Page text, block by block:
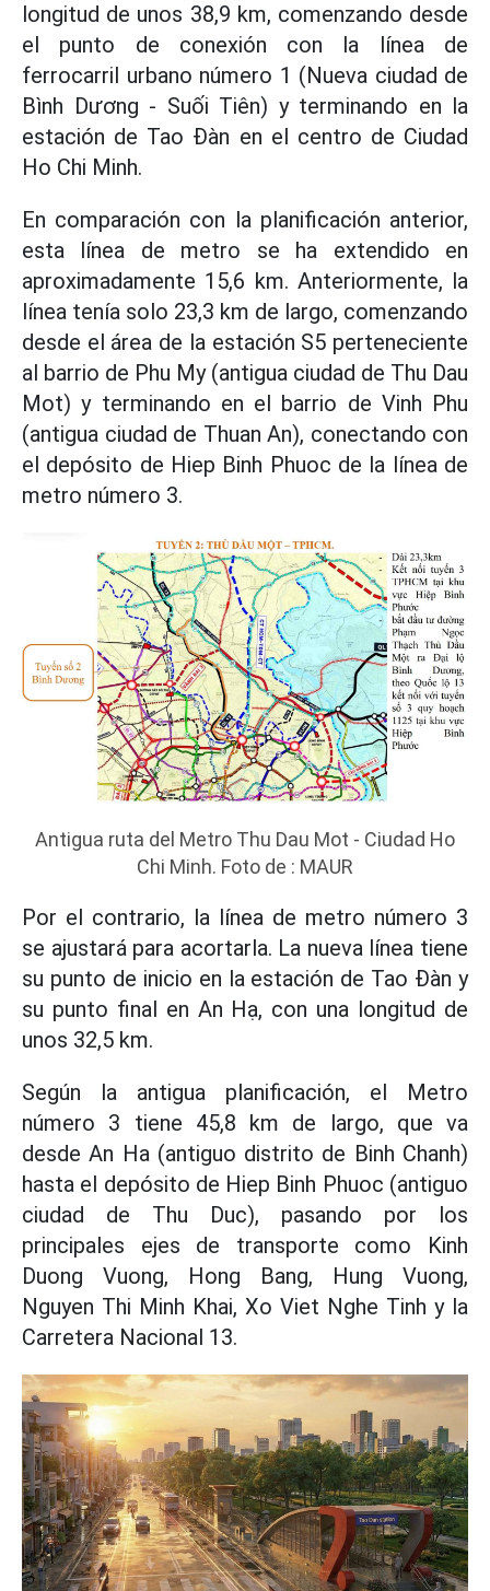
longitud de unos 38,9 km, comenzando desde
el punto de conexión con la línea de
ferrocarril urbano número 1 (Nueva ciudad de
Bình Dương - Suối Tiên) y terminando en la
estación de Tao Đàn en el centro de Ciudad
Ho Chi Minh.
En comparación con la planificación anterior,
esta línea de metro se ha extendido en
aproximadamente 15,6 km. Anteriormente, la
línea tenía solo 23,3 km de largo, comenzando
desde el área de la estación S5 perteneciente
al barrio de Phu My (antigua ciudad de Thu Dau
Mot) y terminando en el barrio de Vinh Phu
(antigua ciudad de Thuan An), conectando con
el depósito de Hiep Binh Phuoc de la línea de
metro número 3.
Antigua ruta del Metro Thu Dau Mot - Ciudad Ho
Chi Minh. Foto de : MAUR
Por el contrario, la línea de metro número 3
se ajustará para acortarla. La nueva línea tiene
su punto de inicio en la estación de Tao Đàn y
su punto final en An Hạ, con una longitud de
unos 32,5 km.
Según la antigua planificación, el Metro
número 3 tiene 45,8 km de largo, que va
desde An Ha (antiguo distrito de Binh Chanh)
hasta el depósito de Hiep Binh Phuoc (antiguo
ciudad de Thu Duc), pasando por los
principales ejes de transporte como Kinh
Duong Vuong, Hong Bang, Hung Vuong,
Nguyen Thi Minh Khai, Xo Viet Nghe Tinh y la
Carretera Nacional 13.